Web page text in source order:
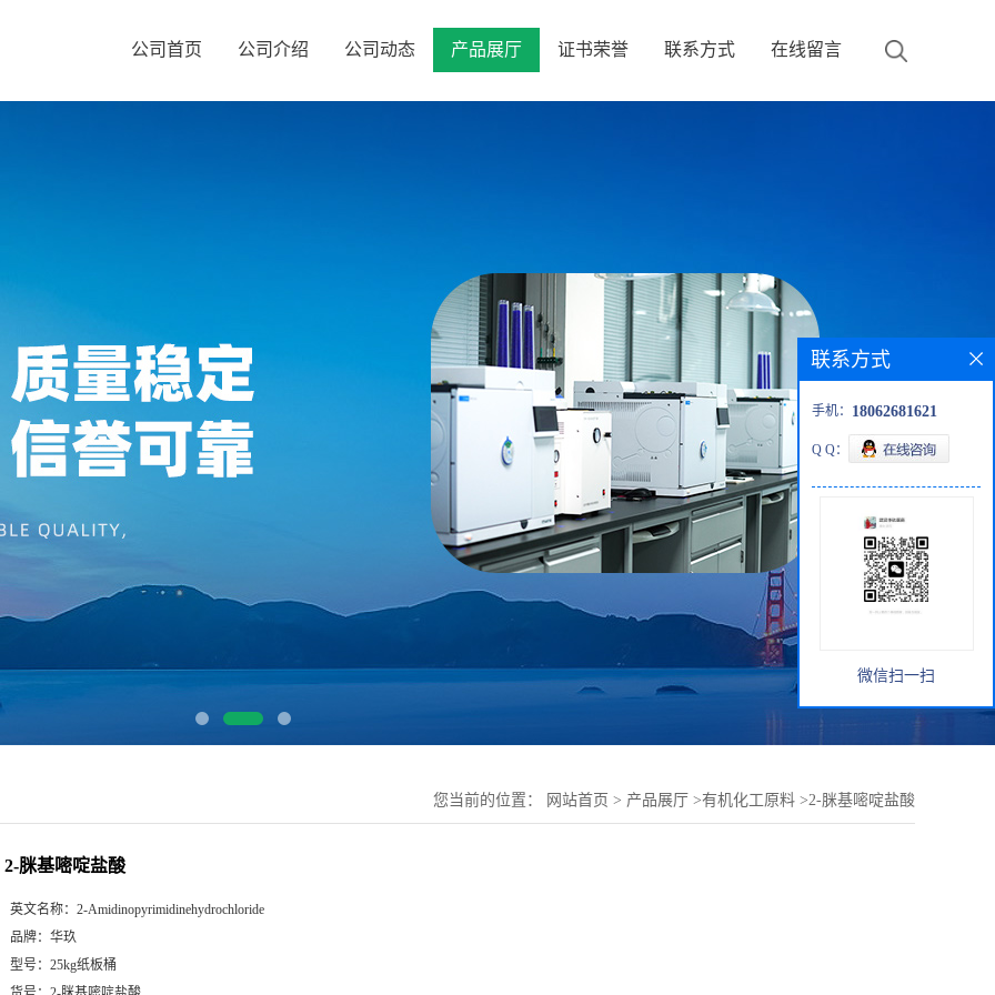
公司首页 公司介绍 公司动态 产品展厅 证书荣誉 联系方式 在线留言
您当前的位置： 网站首页 > 产品展厅 >有机化工原料 >2-脒基嘧啶盐酸
2-脒基嘧啶盐酸
英文名称： 2-Amidinopyrimidinehydrochloride
品牌： 华玖
型号： 25kg纸板桶
联系方式
手机： 18062681621
Q Q：
微信扫一扫